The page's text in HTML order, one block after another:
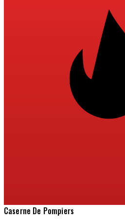
Caserne De Pompiers